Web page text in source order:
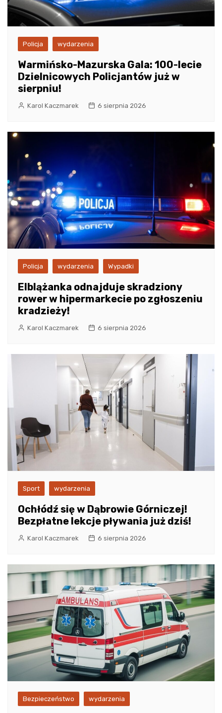
Policja wydarzenia
Warmińsko-Mazurska Gala: 100-lecie
Dzielnicowych Policjantów już w
sierpniu!
Karol Kaczmarek 6 sierpnia 2026
Policja wydarzenia Wypadki
Elblążanka odnajduje skradziony
rower w hipermarkecie po zgłoszeniu
kradzieży!
Karol Kaczmarek 6 sierpnia 2026
Sport wydarzenia
Ochłódź się w Dąbrowie Górniczej!
Bezpłatne lekcje pływania już dziś!
Karol Kaczmarek 6 sierpnia 2026
Bezpieczeństwo wydarzenia